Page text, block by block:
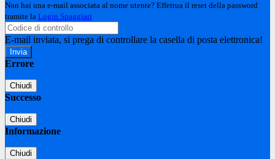
Non hai una e-mail associata al nome utente? Effettua il reset della password
tramite la Login Spaggiari
E-mail inviata, si prega di controllare la casella di posta elettronica!
Errore
Chiudi
Successo
Chiudi
Informazione
Chiudi